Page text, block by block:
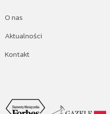
O nas
Aktualności
Kontakt